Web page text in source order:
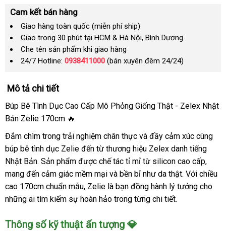
Cam kết bán hàng
Giao hàng toàn quốc (miễn phí ship)
Giao trong 30 phút tại HCM & Hà Nội, Bình Dương
Che tên sản phẩm khi giao hàng
24/7 Hotline: 0938411000 (bán xuyên đêm 24/24)
Mô tả chi tiết
Búp Bê Tình Dục Cao Cấp Mô Phỏng Giống Thật - Zelex Nhật
Bản Zelie 170cm 🔥
Đắm chìm trong trải nghiệm chân thực và đầy cảm xúc cùng
búp bê tình dục Zelie đến từ thương hiệu Zelex danh tiếng
Nhật Bản. Sản phẩm được chế tác tỉ mỉ từ silicon cao cấp,
mang đến cảm giác mềm mại và bền bỉ như da thật. Với chiều
cao 170cm chuẩn mẫu, Zelie là bạn đồng hành lý tưởng cho
những ai tìm kiếm sự hoàn hảo trong từng chi tiết.
Thông số kỹ thuật ấn tượng 💎